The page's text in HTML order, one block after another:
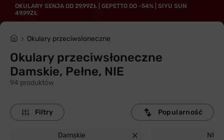
OKULARY SENJA OD 29,99ZŁ | GEPETTO DO -54% | SIYU SUN
49,99ZŁ
Okulary przeciwsłoneczne
Okulary przeciwsłoneczne
Damskie, Pełne, NIE
94 produktów
Filtry
Damskie NIE
Popularność